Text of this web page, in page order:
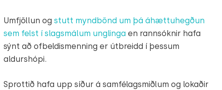
Umfjöllun ogstutt myndbönd um þá áhættuhegðun
sem felst í slagsmálum unglinga en rannsóknir hafa
sýnt að ofbeldismenning er útbreidd í þessum
aldurshópi.
Sprottið hafa upp síður á samfélagsmiðlum og lokaðir